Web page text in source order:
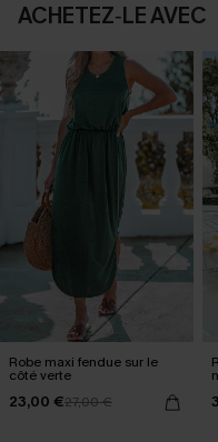
ACHETEZ‑LE AVEC
Robe maxi fendue sur le
côté verte
23,00 €27,00 €